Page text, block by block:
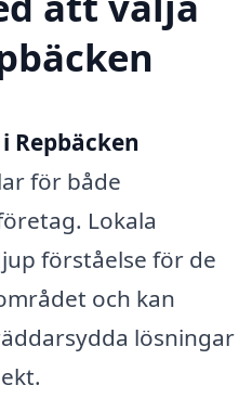
Repbäcken
för både
Lokala
förståelse för de
och kan
lösningar